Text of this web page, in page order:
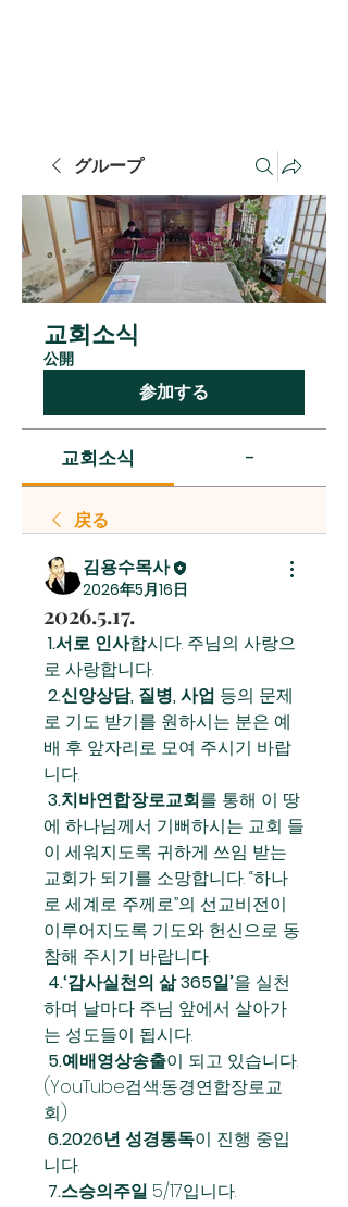
グループ
교회소식
公開
参加する
교회소식 -
戻る
김용수목사
2026年5月16日
2026.5.17.
1.서로 인사합시다. 주님의 사랑으
로 사랑합니다.
2.신앙상담, 질병, 사업 등의 문제
로 기도 받기를 원하시는 분은 예
배 후 앞자리로 모여 주시기 바랍
니다.
3.치바연합장로교회를 통해 이 땅
에 하나님께서 기뻐하시는 교회 들
이 세워지도록 귀하게 쓰임 받는
교회가 되기를 소망합니다. “하나
로 세계로 주께로”의 선교비전이
이루어지도록 기도와 헌신으로 동
참해 주시기 바랍니다.
4.‘감사실천의 삶 365일’을 실천
하며 날마다 주님 앞에서 살아가
는 성도들이 됩시다.
5.예배영상송출이 되고 있습니다.
(YouTube검색:동경연합장로교
회)
6.2026년 성경통독이 진행 중입
니다.
7.스승의주일 5/17입니다.